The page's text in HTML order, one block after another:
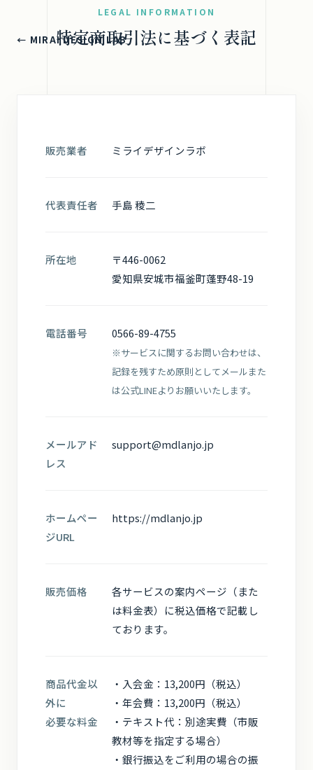
← MIRAI DESIGN LAB
LEGAL INFORMATION
特定商取引法に基づく表記
販売業者 ミライデザインラボ
代表責任者 手島 稜二
所在地
〒446-0062
愛知県安城市福釜町蓬野48-19
電話番号 0566-89-4755
※サービスに関するお問い合わせは、
記録を残すため原則としてメールまた
は公式LINEよりお願いいたします。
メールアド
レス
support@mdlanjo.jp
ホームペー
ジURL
https://mdlanjo.jp
販売価格
各サービスの案内ページ（また
は料金表）に税込価格で記載し
ております。
商品代金以
外に
必要な料金
・入会金：13,200円（税込）
・年会費：13,200円（税込）
・テキスト代：別途実費（市販
教材等を指定する場合）
・銀行振込をご利用の場合の振